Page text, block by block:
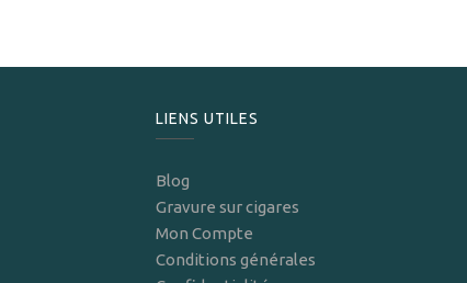
LIENS UTILES
Blog
Gravure sur cigares
Mon Compte
Conditions générales